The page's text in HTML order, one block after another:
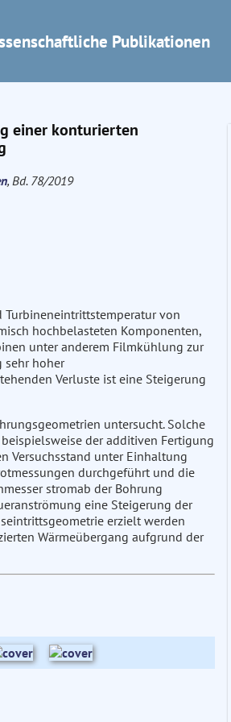
Publikationen
einer konturierten
, Bd. 78/2019
Turbineneintrittstemperatur von
hochbelasteten Komponenten,
unter anderem Filmkühlung zur
sehr hoher
Verluste ist eine Steigerung
untersucht. Solche
der additiven Fertigung
Versuchsstand unter Einhaltung
durchgeführt und die
stromab der Bohrung
eine Steigerung der
erzielt werden
Wärmeübergang aufgrund der